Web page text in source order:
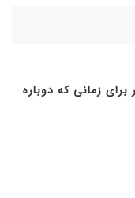
زمانی که دوباره